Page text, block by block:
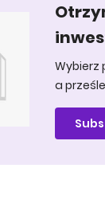
Wybierz
a